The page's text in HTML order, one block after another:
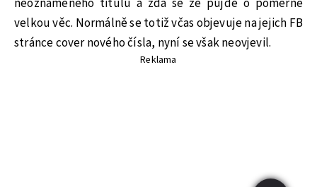
velkou věc. Normálně se totiž včas objevuje na jejich FB
stránce cover nového čísla, nyní se však neovjevil.
Reklama